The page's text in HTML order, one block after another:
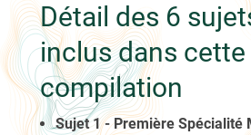
Détail des 6
inclus dans cette
compilation
Sujet 1 - Première Spécialité